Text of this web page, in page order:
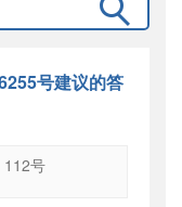
号建议的答
112号